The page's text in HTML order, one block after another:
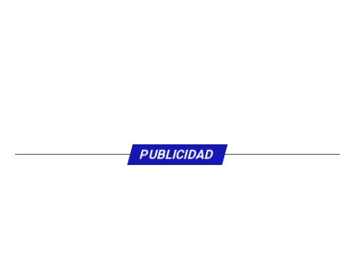
PUBLICIDAD